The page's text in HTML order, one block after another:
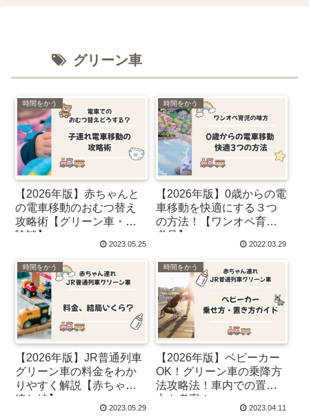
グリーン車
時間をかう
【2026年版】赤ちゃんと
の電車移動のおむつ替え
攻略術【グリーン車・経
験談】
2023.05.25
時間をかう
【2026年版】0歳からの電
車移動を快適にする３つ
の方法！【ワンオペ育児
必見】
2022.03.29
時間をかう
【2026年版】JR普通列車
グリーン車の料金をわか
りやすく解説【赤ちゃん
連れ編】
2023.05.29
時間をかう
【2026年版】ベビーカー
OK！グリーン車の乗降方
法攻略法！車内での置き
方も考案！
2023.04.11